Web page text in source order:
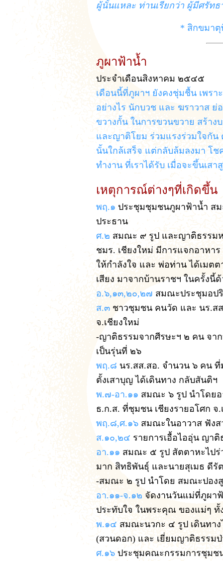
ผู้นั้นแหละ ท่านเรียกว่า ผู้มีศรัท
* สิกขมา
ภูผาฟ้าน้ำ
ประจำเดือนสิงหาคม ๒๕๔๕
เดือนนี้ที่ภูผาฯ ยังคงชุ่มชื้น เพรา
อย่างไร นักบวช และ ฆราวาส ย่
ขวางกั้น ในการขวนขวาย สร้า
และญาติโยม ร่วมแรงร่วมใจกัน
นั้นใกล้เสร็จ แต่กลับล้มลงมา โช
ทำงาน ที่เราได้รับ เมื่อจะขึ้นเส
เหตุการณ์ต่างๆที่เกิดขึ้น
พฤ.๑ ประชุมชุมชนภูผาฟ้าน้ำ ส
ประธาน
ศ.๒ สมณะ ๙ รูป และญาติธรรม
ชมร. เชียงใหม่ มีการแจกอาหา
ให้กำลังใจ และ พ่อท่าน ได้เมต
เสียง มาจากบ้านราชฯ ในครั้งนี้
อ.๖,๑๓,๒๐,๒๗ สมณะประชุมอป
ส.๓ ชาวชุมชน คนวัด และ นร.ส
จ.เชียงใหม่
-ญาติธรรมจากศีรษะฯ ๒ คน จา
เป็นรุ่นที่ ๒๖
พฤ.๘ นร.สส.สอ. จำนวน ๖ คน
ตั้งเสาบุญ ได้เดินทาง กลับสันติฯ
พ.๗-อา.๑๑ สมณะ ๖ รูป นำโดย
ธ.ก.ส. ที่ชุมชน เชียงรายอโศก จ.
พฤ.๘,ศ.๑๖ สมณะในอาวาส ฟัง
ส.๑๐,๒๔ รายการเอื้อไออุ่น ญา
อา.๑๑ สมณะ ๕ รูป สัตตาหะไป
มาก สิทธิพันธุ์ และนายสุเมธ ดีรั
-สมณะ ๒ รูป นำโดย สมณะปอง
อา.๑๑-จ.๑๒ จัดงานวันแม่ที่ภูผา
ประทับใจ ในพระคุณ ของแม่ๆ ทั้
พ.๑๔ สมณะนวกะ ๔ รูป เดินทา
(สวนดอก) และ เยี่ยมญาติธรรมป่
ศ.๑๖ ประชุมคณะกรรมการชุมช